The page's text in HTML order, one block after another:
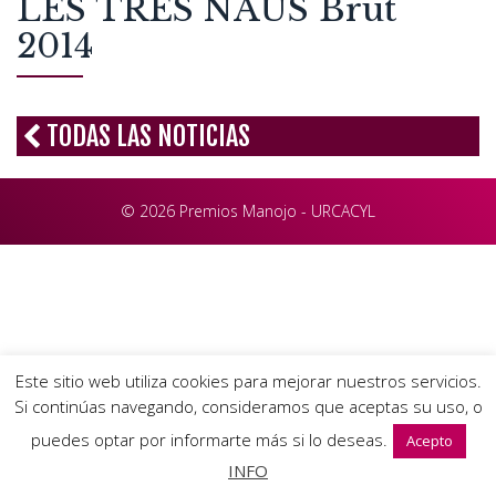
LES TRES NAUS Brut
2014
TODAS LAS NOTICIAS
© 2026 Premios Manojo - URCACYL
Este sitio web utiliza cookies para mejorar nuestros servicios.
Si continúas navegando, consideramos que aceptas su uso, o
puedes optar por informarte más si lo deseas.
Acepto
INFO